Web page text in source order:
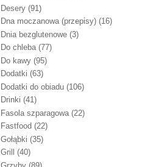
Desery (91)
Dna moczanowa (przepisy) (16)
Dnia bezglutenowe (3)
Do chleba (77)
Do kawy (95)
Dodatki (63)
Dodatki do obiadu (106)
Drinki (41)
Fasola szparagowa (22)
Fastfood (22)
Gołąbki (35)
Grill
(40)